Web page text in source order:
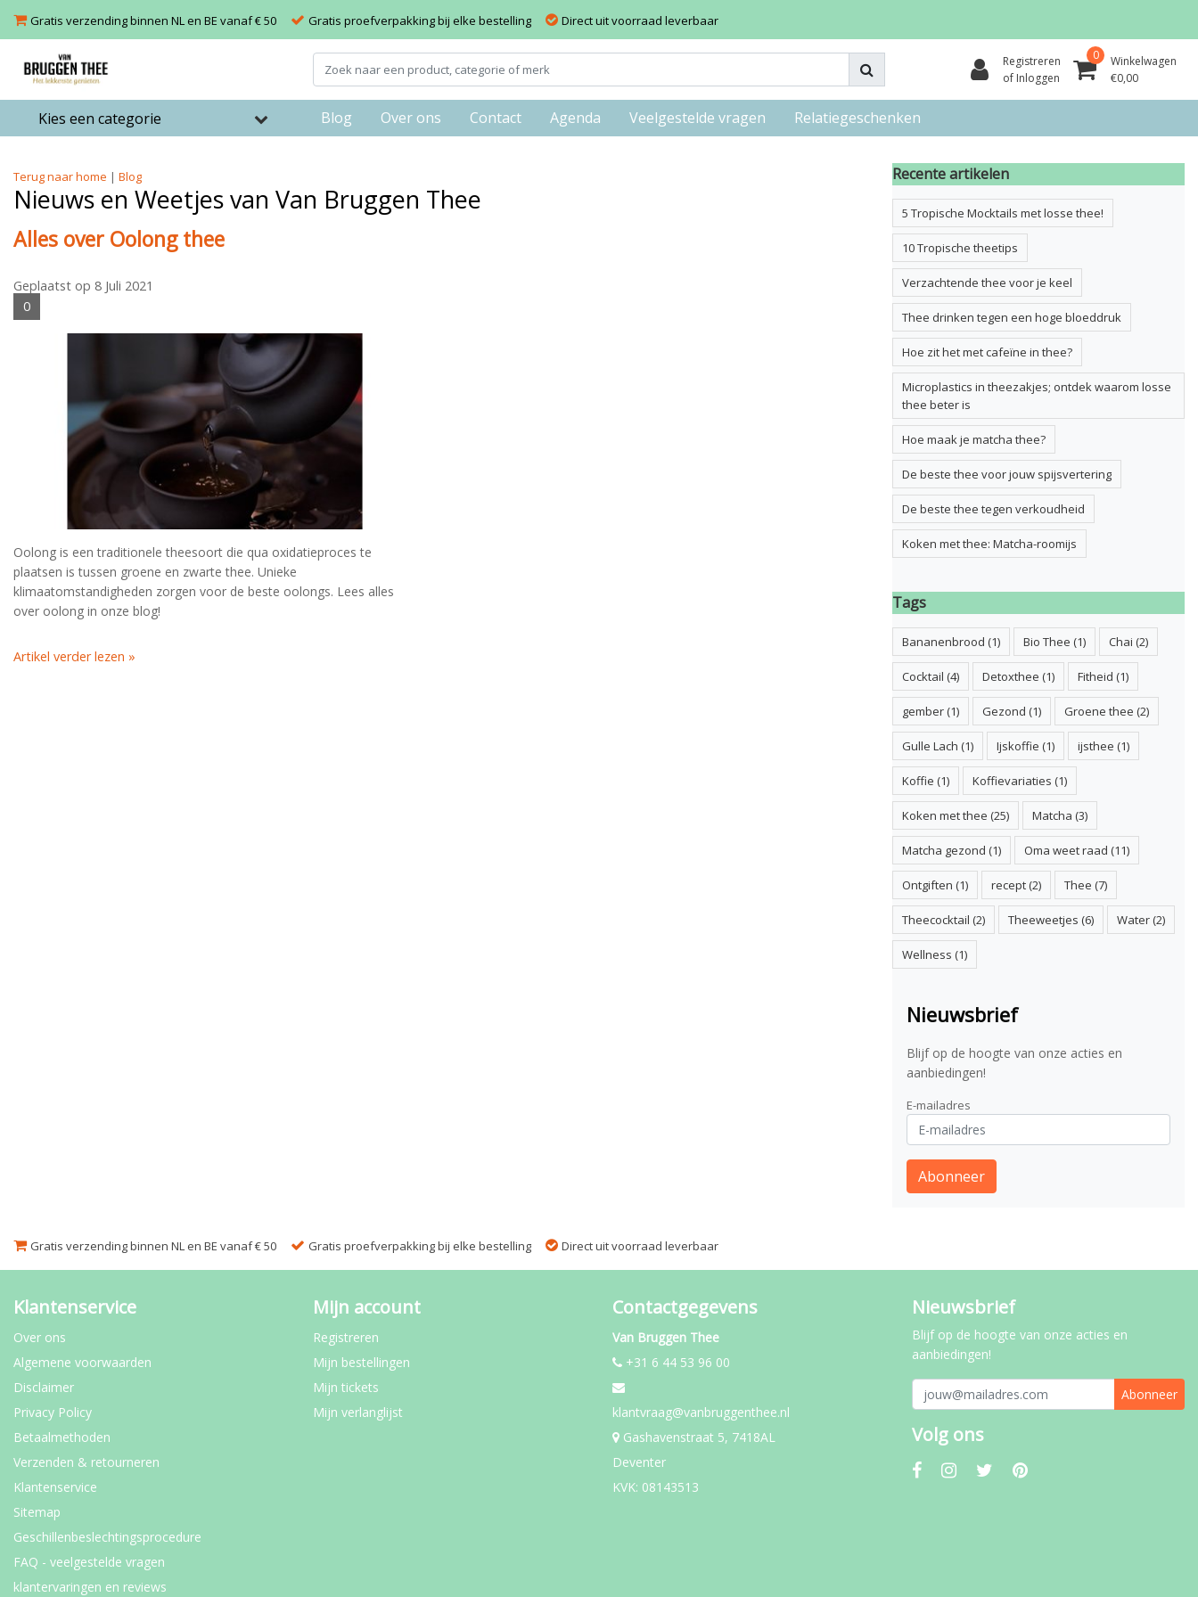
Gratis verzending binnen NL en BE vanaf € 50 Gratis proefverpakking bij elke bestelling Direct uit voorraad leverbaar
Registreren
of Inloggen
0
Winkelwagen
€0,00
Kies een categorie Blog Over ons Contact Agenda Veelgestelde vragen Relatiegeschenken
Terug naar home | Blog
Nieuws en Weetjes van Van Bruggen Thee
Alles over Oolong thee
Geplaatst op 8 Juli 2021
0
Oolong is een traditionele theesoort die qua oxidatieproces te
plaatsen is tussen groene en zwarte thee. Unieke
klimaatomstandigheden zorgen voor de beste oolongs. Lees alles
over oolong in onze blog!
Artikel verder lezen »
Recente artikelen
5 Tropische Mocktails met losse thee!
10 Tropische theetips
Verzachtende thee voor je keel
Thee drinken tegen een hoge bloeddruk
Hoe zit het met cafeïne in thee?
Microplastics in theezakjes; ontdek waarom losse
thee beter is
Hoe maak je matcha thee?
De beste thee voor jouw spijsvertering
De beste thee tegen verkoudheid
Koken met thee: Matcha-roomijs
Tags
Bananenbrood (1) Bio Thee (1) Chai (2)
Cocktail (4) Detoxthee (1) Fitheid (1)
gember(1) Gezond (1) Groene thee (2)
Gulle Lach (1) Ijskoffie (1) ijsthee (1)
Koffie (1) Koffievariaties (1)
Koken met thee (25) Matcha (3)
Matcha gezond (1) Oma weet raad (11)
Ontgiften (1) recept(2) Thee (7)
Theecocktail (2) Theeweetjes (6) Water(2)
Wellness (1)
Nieuwsbrief
Blijf op de hoogte van onze acties en
aanbiedingen!
E-mailadres
Abonneer
Gratis verzending binnen NL en BE vanaf € 50 Gratis proefverpakking bij elke bestelling Direct uit voorraad leverbaar
Klantenservice
Over ons
Algemene voorwaarden
Disclaimer
Privacy Policy
Betaalmethoden
Verzenden & retourneren
Klantenservice
Sitemap
Geschillenbeslechtingsprocedure
FAQ - veelgestelde vragen
klantervaringen en reviews
Mijn account
Registreren
Mijn bestellingen
Mijn tickets
Mijn verlanglijst
Contactgegevens
Van Bruggen Thee
+31 6 44 53 96 00
klantvraag@vanbruggenthee.nl
Gashavenstraat 5, 7418AL
Deventer
KVK: 08143513
Nieuwsbrief
Blijf op de hoogte van onze acties en
aanbiedingen!
Abonneer
Volg ons